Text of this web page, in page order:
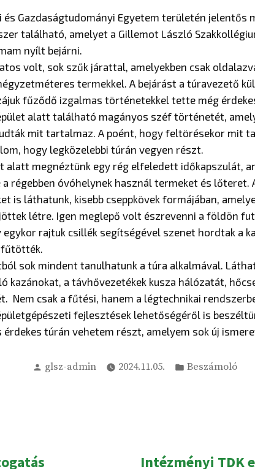
és Gazdaságtudományi Egyetem területén
található, amelyet a Gillemot László
nyílt bejárni.
volt, sok szűk járattal, amelyekben csak
termekkel. A bejárást a túravezető
fűződő izgalmas történetekkel tette még
alatt található magányos széf történetét,
mit tartalmaz. A poént, hogy feltörésekor mit
hogy legközelebbi túrán vegyen részt.
alatt megnéztünk egy rég elfeledett időkapszulát,
régebben óvóhelynek használ termeket és lőteret.
is láthatunk, kisebb cseppkövek formájában,
létre. Igen meglepő volt észrevenni a földön
rajtuk csillék segítségével szenet hordtak a
sok mindent tanulhatunk a túra alkalmával.
kazánokat, a távhővezetékek kusza hálózatát,
Nem csak a fűtési, hanem a légtechnikai
fejlesztések lehetőségéről is
érdekes túrán vehetem részt, amelyem sok új
Szerző
glsz-admin 2024.11.05. Kategória:
Beszámoló
Intézményi TDK